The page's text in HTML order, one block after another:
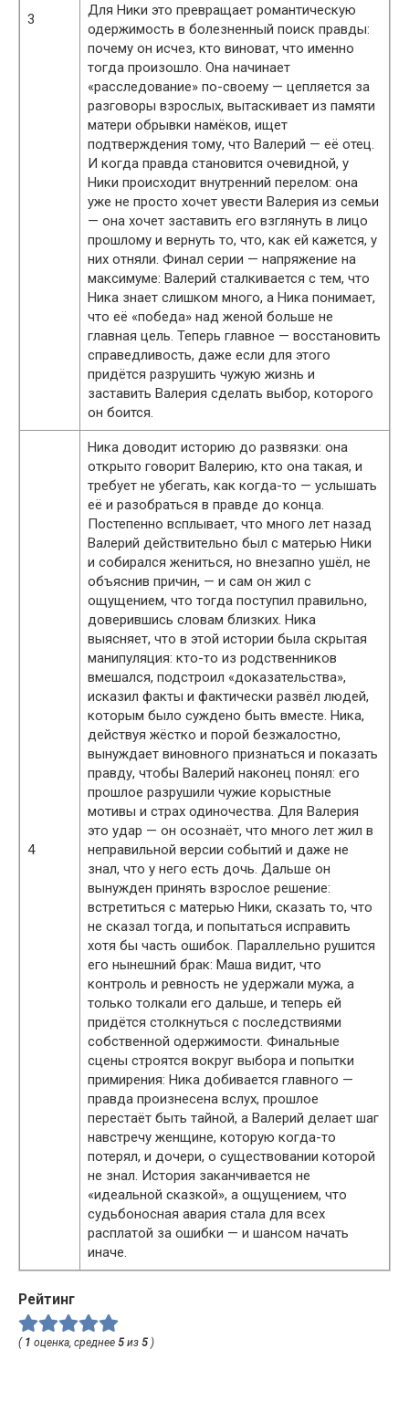
3
Для Ники это превращает романтическую
одержимость в болезненный поиск правды:
почему он исчез, кто виноват, что именно
тогда произошло. Она начинает
«расследование» по-своему — цепляется за
разговоры взрослых, вытаскивает из памяти
матери обрывки намёков, ищет
подтверждения тому, что Валерий — её отец.
И когда правда становится очевидной, у
Ники происходит внутренний перелом: она
уже не просто хочет увести Валерия из семьи
— она хочет заставить его взглянуть в лицо
прошлому и вернуть то, что, как ей кажется, у
них отняли. Финал серии — напряжение на
максимуме: Валерий сталкивается с тем, что
Ника знает слишком много, а Ника понимает,
что её «победа» над женой больше не
главная цель. Теперь главное — восстановить
справедливость, даже если для этого
придётся разрушить чужую жизнь и
заставить Валерия сделать выбор, которого
он боится.
4
Ника доводит историю до развязки: она
открыто говорит Валерию, кто она такая, и
требует не убегать, как когда-то — услышать
её и разобраться в правде до конца.
Постепенно всплывает, что много лет назад
Валерий действительно был с матерью Ники
и собирался жениться, но внезапно ушёл, не
объяснив причин, — и сам он жил с
ощущением, что тогда поступил правильно,
доверившись словам близких. Ника
выясняет, что в этой истории была скрытая
манипуляция: кто-то из родственников
вмешался, подстроил «доказательства»,
исказил факты и фактически развёл людей,
которым было суждено быть вместе. Ника,
действуя жёстко и порой безжалостно,
вынуждает виновного признаться и показать
правду, чтобы Валерий наконец понял: его
прошлое разрушили чужие корыстные
мотивы и страх одиночества. Для Валерия
это удар — он осознаёт, что много лет жил в
неправильной версии событий и даже не
знал, что у него есть дочь. Дальше он
вынужден принять взрослое решение:
встретиться с матерью Ники, сказать то, что
не сказал тогда, и попытаться исправить
хотя бы часть ошибок. Параллельно рушится
его нынешний брак: Маша видит, что
контроль и ревность не удержали мужа, а
только толкали его дальше, и теперь ей
придётся столкнуться с последствиями
собственной одержимости. Финальные
сцены строятся вокруг выбора и попытки
примирения: Ника добивается главного —
правда произнесена вслух, прошлое
перестаёт быть тайной, а Валерий делает шаг
навстречу женщине, которую когда-то
потерял, и дочери, о существовании которой
не знал. История заканчивается не
«идеальной сказкой», а ощущением, что
судьбоносная авария стала для всех
расплатой за ошибки — и шансом начать
иначе.
Рейтинг
( 1 оценка, среднее 5 из 5 )